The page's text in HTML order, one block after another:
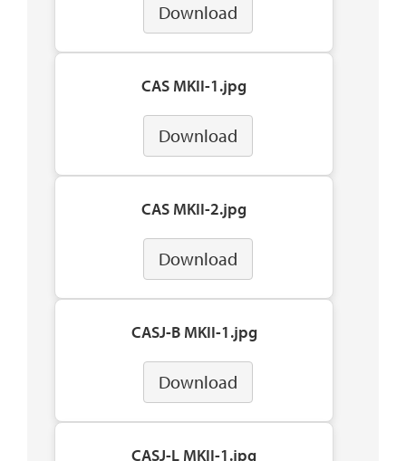
Download
CAS MKII-1.jpg
Download
CAS MKII-2.jpg
Download
CASJ-B MKII-1.jpg
Download
CASJ-L MKII-1.jpg